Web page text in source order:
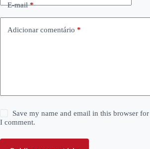
E-mail*
Adicionar comentário *
Save my name and email in this browser
I comment.